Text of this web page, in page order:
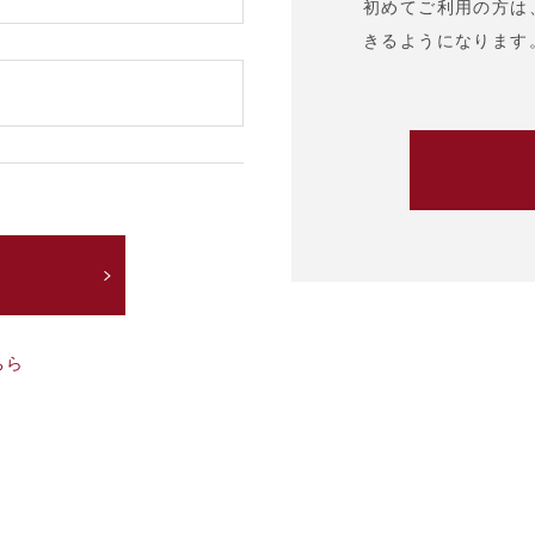
初めてご利用の方
きるようになりま